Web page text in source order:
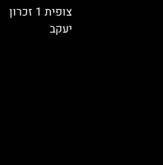
צופית 1 זכרון
יעקב